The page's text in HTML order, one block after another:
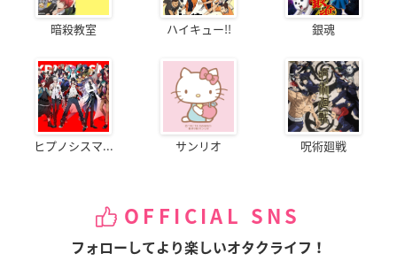
暗殺教室 ハイキュー!! 銀魂
ヒプノシスマ... サンリオ 呪術廻戦
OFFICIAL SNS
フォローしてより楽しいオタクライフ！